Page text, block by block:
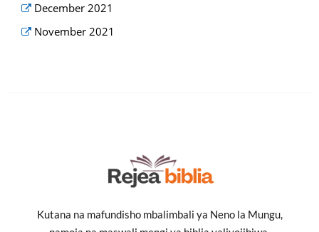
December 2021
November 2021
Kutana na mafundisho mbalimbali ya Neno la Mungu,